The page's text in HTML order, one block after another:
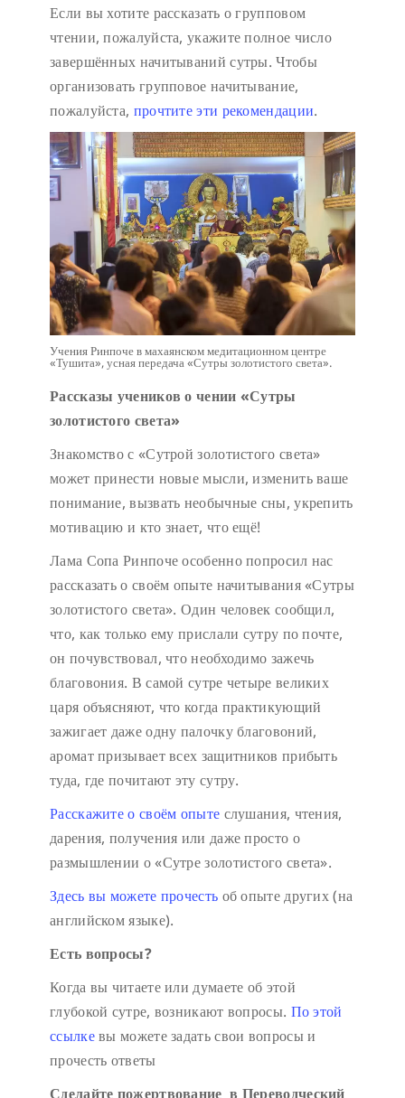
Если вы хотите рассказать о групповом
чтении, пожалуйста, укажите полное число
завершённых начитываний сутры. Чтобы
организовать групповое начитывание,
пожалуйста, прочтите эти рекомендации.
Учения Ринпоче в махаянском медитационном центре
«Тушита», усная передача «Сутры золотистого света».
Рассказы учеников о чении «Сутры
золотистого света»
Знакомство с «Сутрой золотистого света»
может принести новые мысли, изменить ваше
понимание, вызвать необычные сны, укрепить
мотивацию и кто знает, что ещё!
Лама Сопа Ринпоче особенно попросил нас
рассказать о своём опыте начитывания «Сутры
золотистого света». Один человек сообщил,
что, как только ему прислали сутру по почте,
он почувствовал, что необходимо зажечь
благовония. В самой сутре четыре великих
царя объясняют, что когда практикующий
зажигает даже одну палочку благовоний,
аромат призывает всех защитников прибыть
туда, где почитают эту сутру.
Расскажите о своём опыте слушания, чтения,
дарения, получения или даже просто о
размышлении о «Сутре золотистого света».
Здесь вы можете прочесть об опыте других (на
английском языке).
Есть вопросы?
Когда вы читаете или думаете об этой
глубокой сутре, возникают вопросы. По этой
ссылкевы можете задать свои вопросы и
прочесть ответы
Сделайте пожертвование в Переводческий